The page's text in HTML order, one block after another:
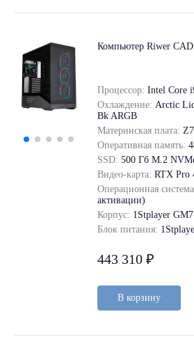
Компьютер Riwer
Процессор: Intel Core
Охлаждение: Arctic
Bk ARGB
Материнская плата:
Оперативная память:
SSD: 500 Гб M.2
Видео-карта: RTX Pro
Операционная
активации)
Корпус: 1Stplayer
Блок питания:
443 310 ₽
В корзину